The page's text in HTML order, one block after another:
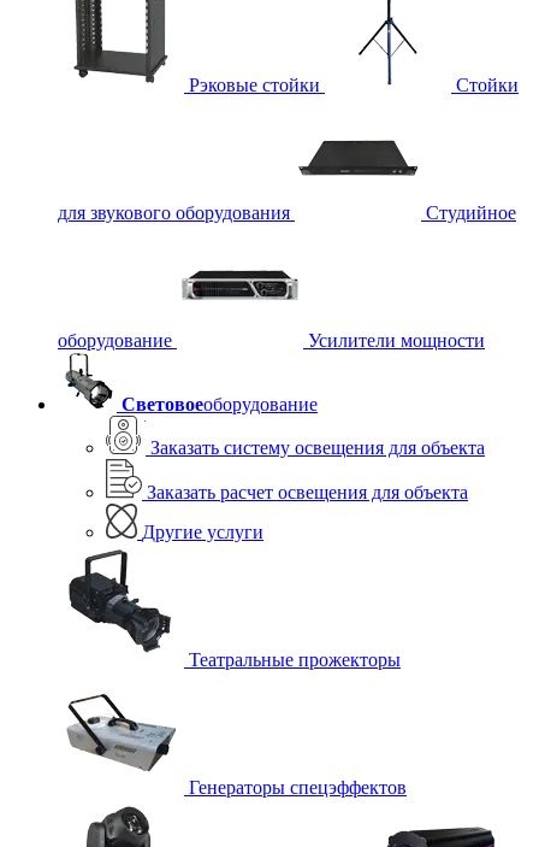
Рэковые стойки Стойки
для звукового оборудования Студийное
оборудование Усилители мощности
Световоеоборудование
Заказать систему освещения для объекта
Заказать расчет освещения для объекта
Другие услуги
Театральные прожекторы
Генераторы спецэффектов